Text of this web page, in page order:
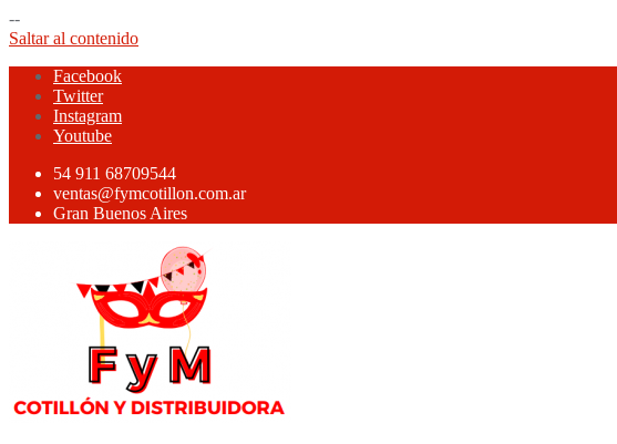
--
Saltar al contenido
Facebook
Twitter
Instagram
Youtube
54 911 68709544
ventas@fymcotillon.com.ar
Gran Buenos Aires